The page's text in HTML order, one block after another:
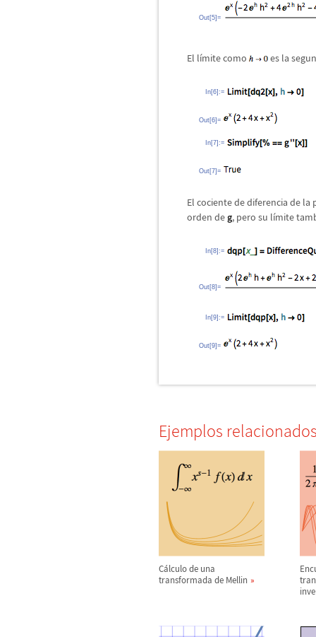
Out[5]=
El límite como es la
In[6]:=
Out[6]=
In[7]:=
Out[7]=
El cociente de diferencia de
orden deg, pero su límite
In[8]:=
Out[8]=
In[9]:=
Out[9]=
Ejemplos
Cálculo de una
transformada de Mellin